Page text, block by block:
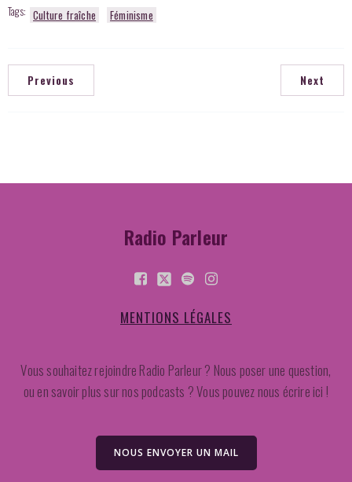
Tags: Culture fraîche Féminisme
Previous Next
Radio Parleur
MENTIONS LÉGALES
Vous souhaitez rejoindre Radio Parleur ? Nous poser une question,
ou en savoir plus sur nos podcasts ? Vous pouvez nous écrire ici !
NOUS ENVOYER UN MAIL